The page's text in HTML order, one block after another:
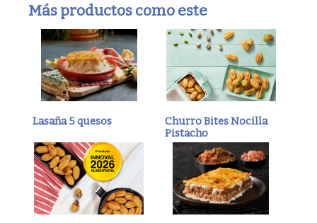
Más productos como este
Lasaña 5 quesos
Churro Bites Nocilla
Pistacho